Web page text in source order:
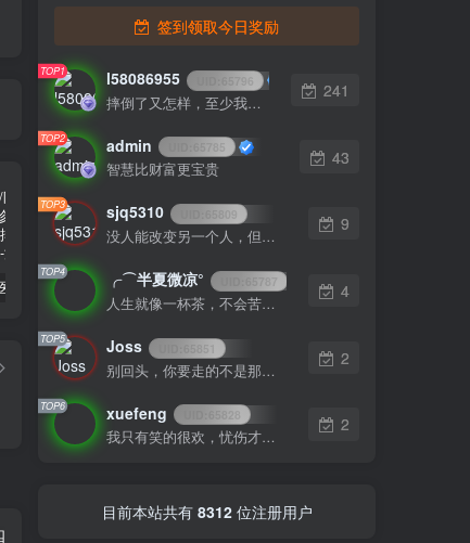
啦啦外卖v45.9至尊稳定运营独立版+App+小程序前端（头像&定位修复版）
签到领取今日奖励
TOP1 l58086955
摔倒了又怎样，至少我们还年轻
241
TOP2 admin
智慧比财富更宝贵
43
TOP3 sjq5310
没人能改变另一个人，但是某个人能成为一个人改变的原因
9
TOP4 ╭⌒半夏微凉°
人生就像一杯茶，不会苦一辈子，但总会苦一阵子
4
TOP5 Joss
别回头，你要走的不是那条路
2
TOP6 xuefeng
我只有笑的很欢，忧伤才不会被看穿
2
目前本站共有 8312位注册用户